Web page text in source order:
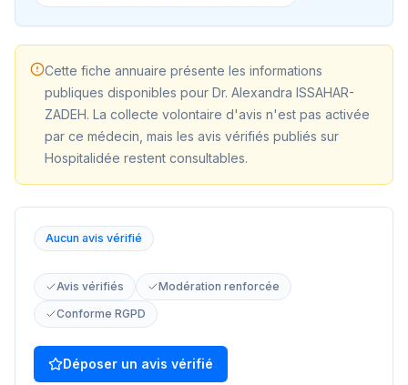
Cette fiche annuaire présente les informations
publiques disponibles pour Dr. Alexandra ISSAHAR-
ZADEH. La collecte volontaire d'avis n'est pas activée
par ce médecin, mais les avis vérifiés publiés sur
Hospitalidée restent consultables.
Aucun avis vérifié
Avis vérifiés
Modération renforcée
Conforme RGPD
Déposer un avis vérifié